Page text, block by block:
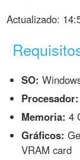
Actualizado:
SO:
Procesador:
Memoria: 4
Gráficos:
VRAM card